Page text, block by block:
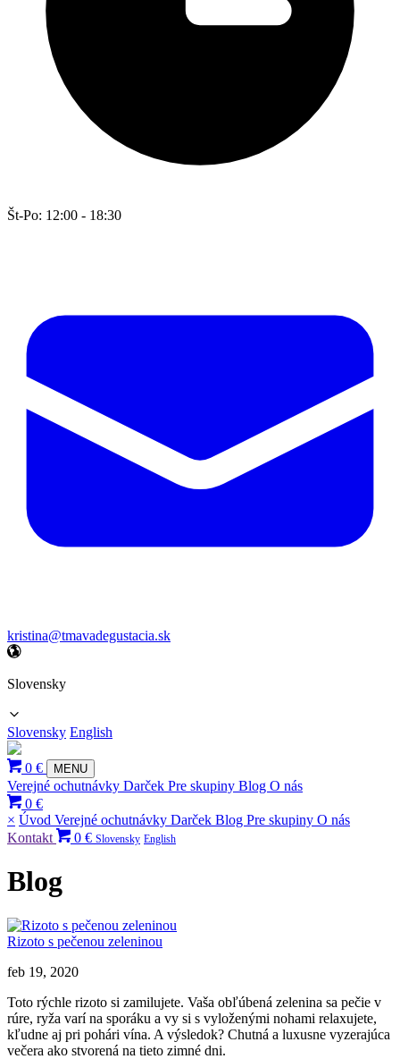
Št-Po: 12:00 - 18:30
kristina@tmavadegustacia.sk
Slovensky
Slovensky English
0 € MENU
Verejné ochutnávky Darček Pre skupiny Blog O nás
0 €
× Úvod Verejné ochutnávky Darček Blog Pre skupiny O nás
Kontakt
0 € Slovensky English
Blog
Rizoto s pečenou zeleninou
feb 19, 2020
Toto rýchle rizoto si zamilujete. Vaša obľúbená zelenina sa pečie v
rúre, ryža varí na sporáku a vy si s vyloženými nohami relaxujete,
kľudne aj pri pohári vína. A výsledok? Chutná a luxusne vyzerajúca
večera ako stvorená na tieto zimné dni.